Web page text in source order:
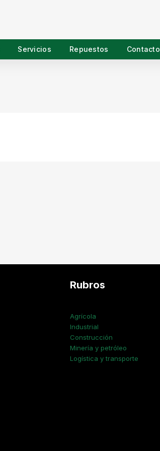
Servicios Repuestos Contacto
Rubros
Agrícola
Industrial
Construcción
Minería y petróleo
Logística y transporte